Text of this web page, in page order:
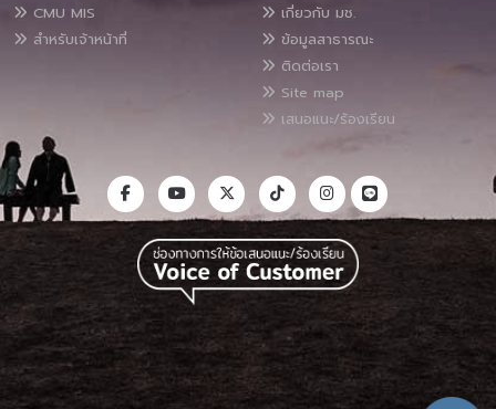
CMU MIS
สำหรับเจ้าหน้าที่
เกี่ยวกับ มช.
ข้อมูลสาธารณะ
ติดต่อเรา
Site map
เสนอแนะ/ร้องเรียน